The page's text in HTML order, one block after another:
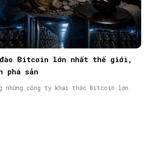
Bitcoin lớn nhất thế giới,
phá sản
những công ty khai thác Bitcoin lớn